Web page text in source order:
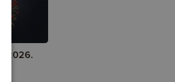
2026.